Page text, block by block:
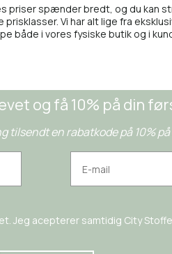
spænder bredt, og du kan
Vi har alt lige fra
både i vores fysiske butik og i
og få 10% på din
tilsendt en rabatkode på 10% på
Jeg acepterer samtidig City